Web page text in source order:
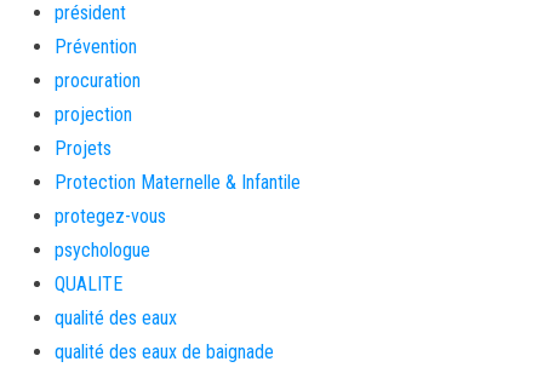
président
Prévention
procuration
projection
Projets
Protection Maternelle & Infantile
protegez-vous
psychologue
QUALITE
qualité des eaux
qualité des eaux de baignade